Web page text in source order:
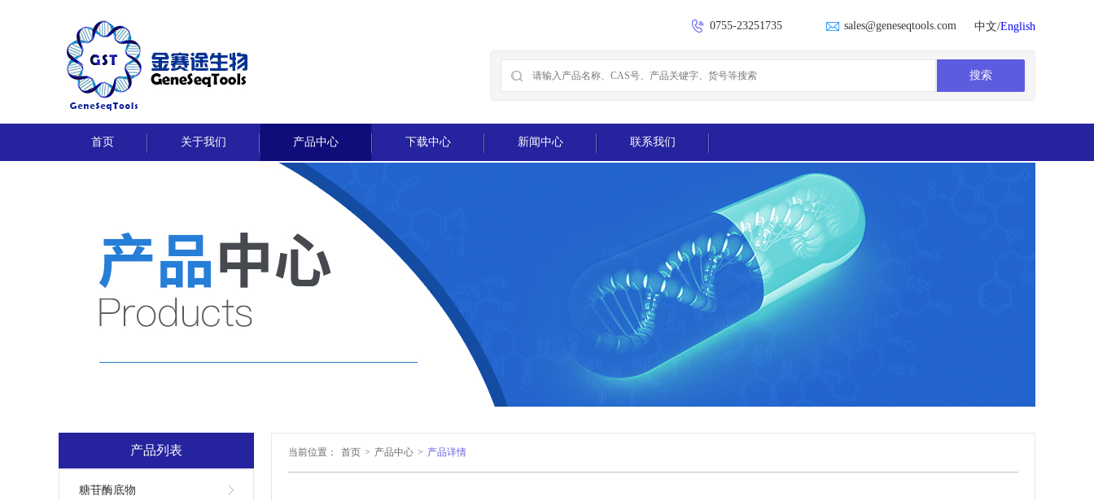
0755-23251735 sales@geneseqtools.com 中文/English
首页 关于我们 产品中心 下载中心 新闻中心 联系我们
产品列表
糖苷酶底物
当前位置： 首页 > 产品中心 > 产品详情